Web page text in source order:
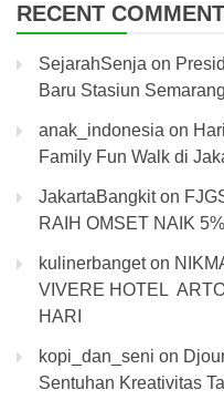
RECENT
SejarahSenja on
Baru Stasiun
anak_indonesia on
Family Fun Walk di
JakartaBangkiton
RAIH OMSET NAIK
kulinerbangeton
VIVERE HOTEL
HARI
kopi_dan_seni on
Sentuhan Kreativitas